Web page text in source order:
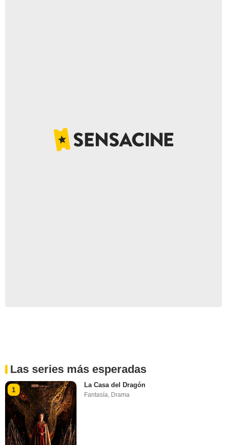
Las series más esperadas
1
La Casa del Dragón
Fantasía, Drama